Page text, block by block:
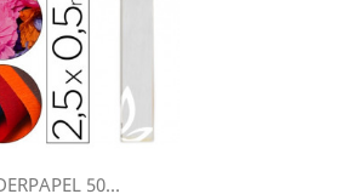
50...